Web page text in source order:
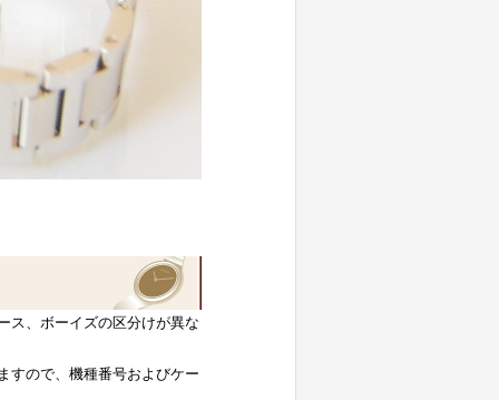
ス、ボーイズの区分けが異な
すので、機種番号およびケー